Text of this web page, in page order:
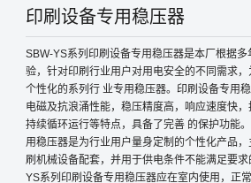
印刷设备专用稳压器
SBW-YS系列印刷设备专用稳压器是本厂根据
验，针对印刷行业用户对用电安全的不同需求
个性化的系列行 业专用稳压器。印刷设备专用
电磁及抗浪涌性能，稳压精度高，响应速度快
持续循环运行等特点，具备了完善 的保护功能
用稳压器是为行业用户量身定制的个性化产品
刷机械设备配套，并用于供电条件不能满足要
YS系列印刷设备专用稳压器应在室内使用，正